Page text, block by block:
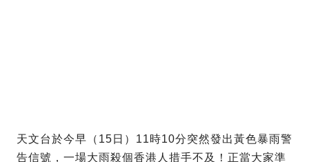
天文台於今早（15日）11時10分突然發出黃色暴雨警
告信號，一場大雨殺個香港人措手不及！正當大家準